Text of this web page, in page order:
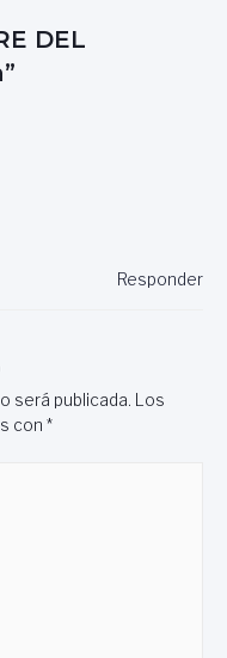
DEL
Responder
será publicada. Los
con *